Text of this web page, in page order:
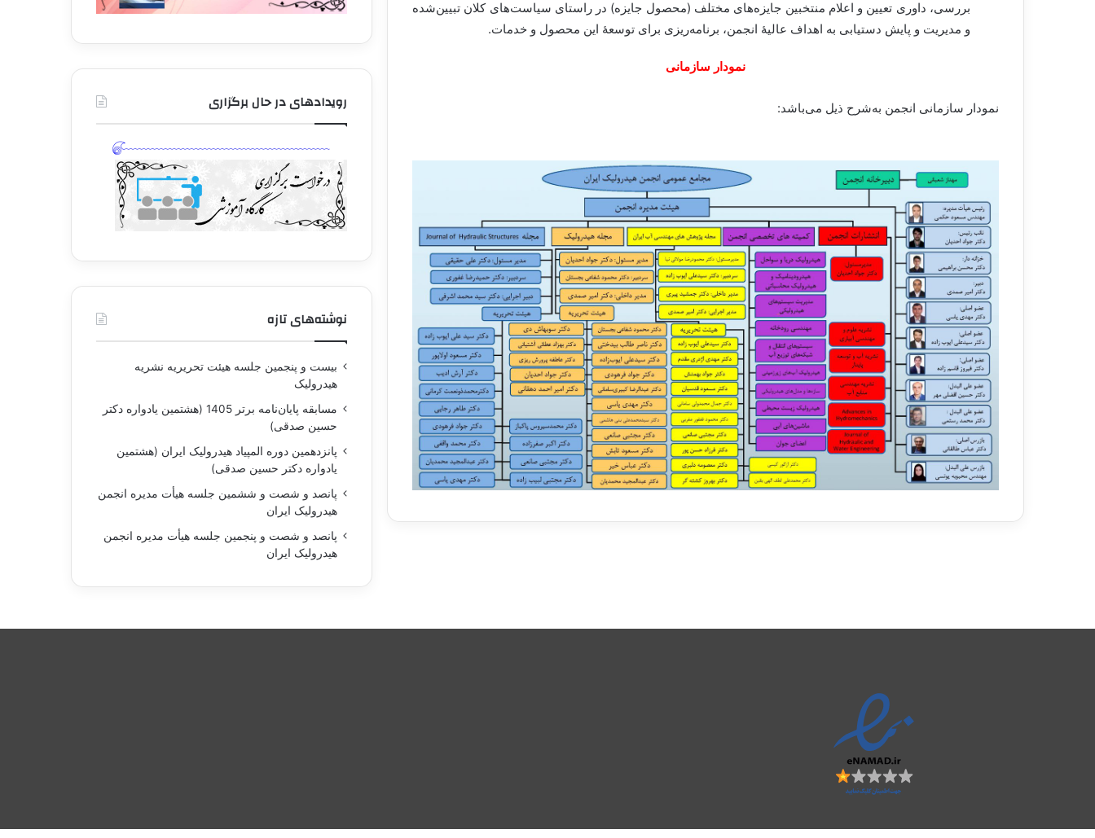
بررسی، داوری تعیین و اعلام منتخبین جایزه‌های مختلف (محصول جایزه) در راستای سیاست‌های کلان تبیین‌شده
و مدیریت و پایش دستیابی به اهداف عالیۀ انجمن، برنامه‌ریزی برای توسعۀ این محصول و خدمات.
نمودار سازمانی
نمودار سازمانی انجمن به‌شرح ذيل می‌باشد: رویدادهای در حال برگزاری
نوشته‌های تازه
بيست و پنجمين جلسه هيئت تحريريه نشريه
هيدروليک
مسابقه پايان‌نامه برتر 1405 (هشتمين يادواره دکتر
حسين صدقی)
پانزدهمين دوره المپياد هيدروليک ايران (هشتمين
يادواره دکتر حسين صدقی)
پانصد و شصت و ششمين جلسه هيأت مديره انجمن
هيدروليک ايران
پانصد و شصت و پنجمين جلسه هيأت مديره انجمن
هيدروليک ايران